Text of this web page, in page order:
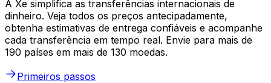
A Xe simplifica as transferências internacionais de
dinheiro. Veja todos os preços antecipadamente,
obtenha estimativas de entrega confiáveis e acompanhe
cada transferência em tempo real. Envie para mais de
190 países em mais de 130 moedas.
Primeiros passos